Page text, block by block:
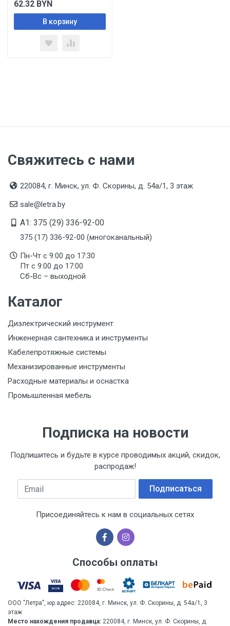
62.32 BYN
В корзину
Свяжитесь с нами
220084, г. Минск, ул. Ф. Скорины, д. 54а/1, 3 этаж
sale@letra.by
A1: 375 (29) 336-92-00
375 (17) 336-92-00 (многоканальный)
Пн-Чт с 9:00 до 17:30
Пт с 9:00 до 17:00
Сб-Вс – выходной
Каталог
Диэлектрический инструмент
Инженерная сантехника и инструменты
Кабелепротяжные системы
Механизированные инструменты
Расходные материалы и оснастка
Промышленная мебель
Подписка на новости
Подпишитесь и будьте в курсе проводимых акций, скидок,
распродаж!
Email Подписаться
Присоединяйтесь к нам в социальных сетях
Способы оплаты
ООО "Летра", юр.адрес: 220084, г. Минск, ул. Ф. Скорины, д. 54а/1, 3
этаж
Место нахождения продавца: 220084, г. Минск, ул. Ф. Скорины, д.